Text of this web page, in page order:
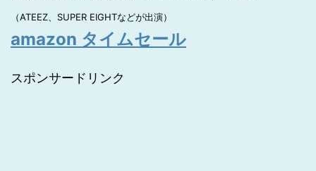
（ATEEZ、SUPER EIGHTなどが出演）
amazon タイムセール
スポンサードリンク